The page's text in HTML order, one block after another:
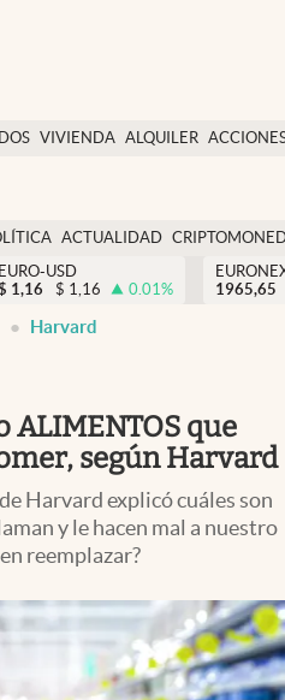
VIVIENDA ALQUILER
USA
ACTUALIDAD
EURO-USD
1,16 $ 1,16 0.01%
1965,65
Harvard
ALIMENTOS que
según Harvard
Harvard explicó cuáles son
y le hacen mal a nuestro
reemplazar?